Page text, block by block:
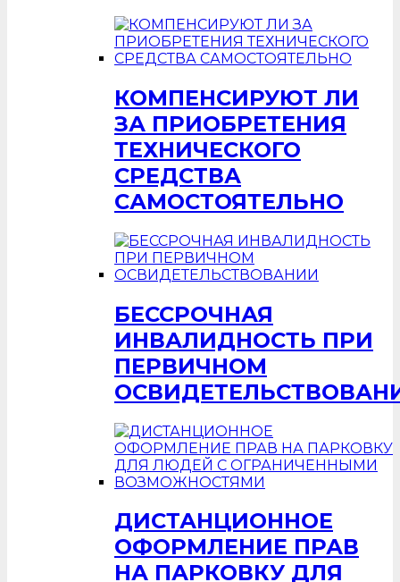
КОМПЕНСИРУЮТ ЛИ
ЗА ПРИОБРЕТЕНИЯ
ТЕХНИЧЕСКОГО
СРЕДСТВА
САМОСТОЯТЕЛЬНО
БЕССРОЧНАЯ
ИНВАЛИДНОСТЬ ПРИ
ПЕРВИЧНОМ
ДИСТАНЦИОННОЕ
ОФОРМЛЕНИЕ ПРАВ
НА ПАРКОВКУ ДЛЯ